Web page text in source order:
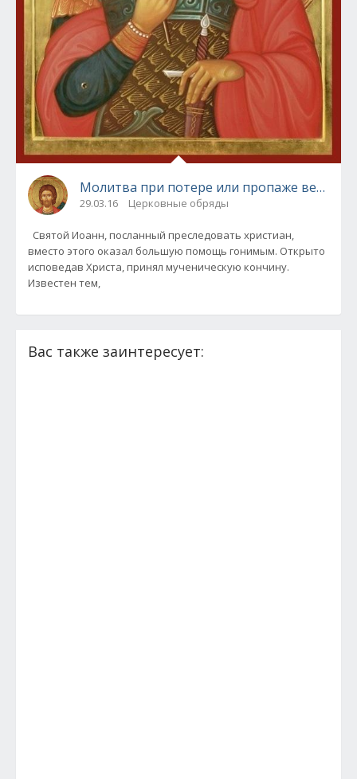
Молитва при потере или пропаже вещей
29.03.16 Церковные обряды
Святой Иоанн, посланный преследовать христиан,
вместо этого оказал большую помощь гонимым. Открыто
исповедав Христа, принял мученическую кончину.
Известен тем,
Вас также заинтересует: